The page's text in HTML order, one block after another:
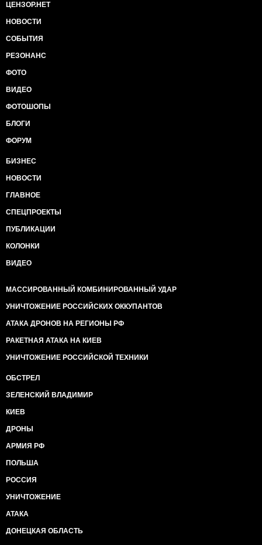
ЦЕНЗОР.НЕТ
НОВОСТИ
СОБЫТИЯ
РЕЗОНАНС
ФОТО
ВИДЕО
ФОТОШОПЫ
БЛОГИ
ФОРУМ
БИЗНЕС
НОВОСТИ
ГЛАВНОЕ
СПЕЦПРОЕКТЫ
ПУБЛИКАЦИИ
КОЛОНКИ
ВИДЕО
МАССИРОВАННЫЙ КОМБИНИРОВАННЫЙ УДАР
УНИЧТОЖЕНИЕ РОССИЙСКИХ ОККУПАНТОВ
АТАКА ДРОНОВ НА РЕГИОНЫ РФ
РАКЕТНАЯ АТАКА НА КИЕВ
УНИЧТОЖЕНИЕ РОССИЙСКОЙ ТЕХНИКИ
ОБСТРЕЛ
ЗЕЛЕНСКИЙ ВЛАДИМИР
КИЕВ
ДРОНЫ
АРМИЯ РФ
ПОЛЬША
РОССИЯ
УНИЧТОЖЕНИЕ
АТАКА
ДОНЕЦКАЯ ОБЛАСТЬ